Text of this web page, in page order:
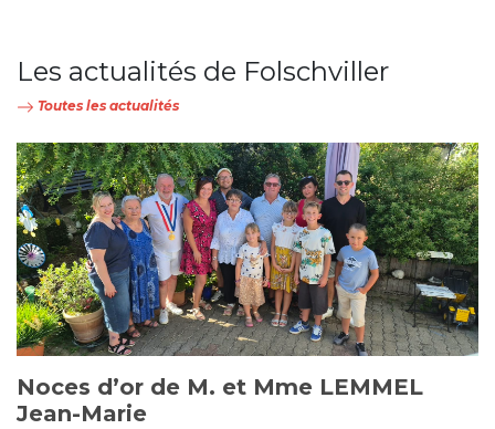
Les actualités de Folschviller
Toutes les actualités
Noces d’or de M. et Mme LEMMEL
Jean-Marie